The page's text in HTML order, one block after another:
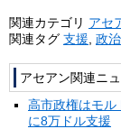
関連カテゴリ アセ
関連タグ 支援 政治
アセアン関連ニ
高市政権はモル
に8万ドル支援